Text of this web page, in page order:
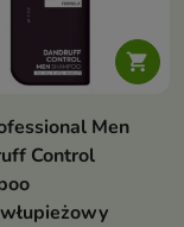

Men
Control